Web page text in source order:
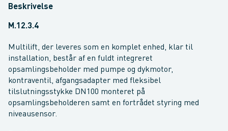
Beskrivelse
M.12.3.4
Multilift, der leveres som en komplet enhed, klar til
installation, består af en fuldt integreret
opsamlingsbeholder med pumpe og dykmotor,
kontraventil, afgangsadapter med fleksibel
tilslutningsstykke DN100 monteret på
opsamlingsbeholderen samt en fortrådet styring med
niveausensor.